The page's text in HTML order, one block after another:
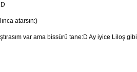
atarsın:)
var ama bissürü tane:D Ay iyice Liloş gibi